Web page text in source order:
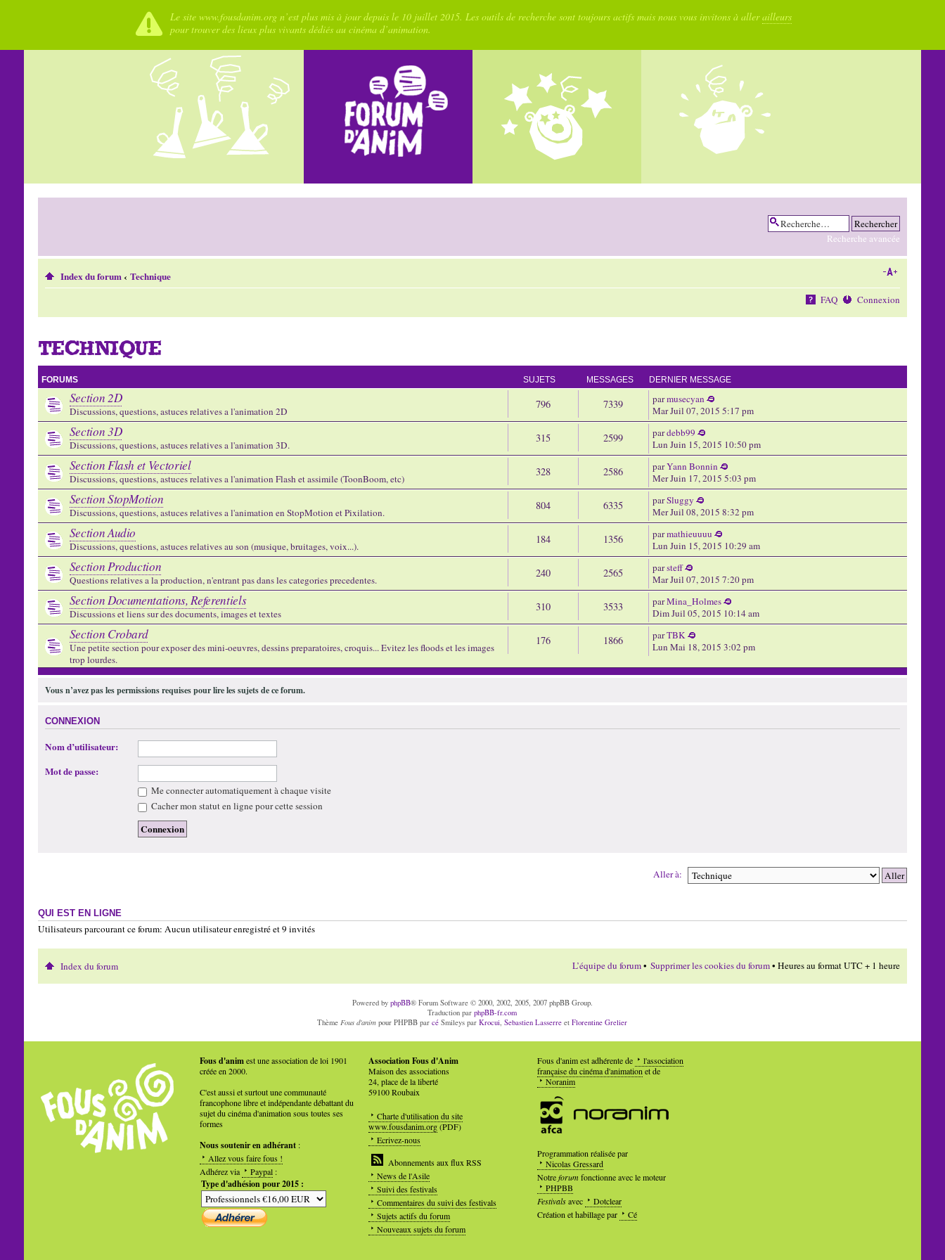
Le site www.fousdanim.org n’est plus mis à jour depuis le 10 juillet 2015. Les outils de recherche sont toujours actifs mais nous vous invitons à allerailleurs
pour trouver des lieux plus vivants dédiés au cinéma d’animation.
Recherche avancée
Index du forum‹ Technique
FAQ Connexion
TECHNIQUE
FORUMS SUJETS MESSAGES DERNIER MESSAGE
Section 2D
Discussions, questions, astuces relatives a l'animation 2D
796 7339 parmusecyan
Mar Juil 07, 2015 5:17 pm
Section 3D
Discussions, questions, astuces relatives a l'animation 3D.
315 2599 pardebb99
Lun Juin 15, 2015 10:50 pm
Section Flash et Vectoriel
Discussions, questions, astuces relatives a l'animation Flash et assimile (ToonBoom, etc)
328 2586 parYann Bonnin
Mer Juin 17, 2015 5:03 pm
Section StopMotion
Discussions, questions, astuces relatives a l'animation en StopMotion et Pixilation.
804 6335 parSluggy
Mer Juil 08, 2015 8:32 pm
Section Audio
Discussions, questions, astuces relatives au son (musique, bruitages, voix...).
184 1356 parmathieuuuu
Lun Juin 15, 2015 10:29 am
Section Production
Questions relatives a la production, n'entrant pas dans les categories precedentes.
240 2565 parsteff
Mar Juil 07, 2015 7:20 pm
Section Documentations, Referentiels
Discussions et liens sur des documents, images et textes
310 3533 parMina_Holmes
Dim Juil 05, 2015 10:14 am
Section Crobard
Une petite section pour exposer des mini-oeuvres, dessins preparatoires, croquis... Evitez les floods et les images
trop lourdes.
176 1866 parTBK
Lun Mai 18, 2015 3:02 pm
Vous n’avez pas les permissions requises pour lire les sujets de ce forum.
CONNEXION
Nom d’utilisateur:
Mot de passe:
Me connecter automatiquement à chaque visite
Cacher mon statut en ligne pour cette session
Aller à:
QUI EST EN LIGNE
Utilisateurs parcourant ce forum: Aucun utilisateur enregistré et 9 invités
Index du forum L’équipe du forum• Supprimer les cookies du forum• Heures au format UTC + 1 heure
Powered by phpBB® Forum Software © 2000, 2002, 2005, 2007 phpBB Group.
Traduction parphpBB-fr.com
ThèmeFous d'anim pour PHPBB parcé Smileys parKrocui,Sebastien Lasserre etFlorentine Grelier
Fous d'animest une association de loi 1901
créée en 2000.
C'est aussi et surtout une communauté
francophone libre et indépendante débattant du
sujet du cinéma d'animation sous toutes ses
formes
Nous soutenir en adhérant:
Allez vous faire fous !
Adhérez via
Paypal:
Type d'adhésion pour 2015 :
Association Fous d'Anim
Maison des associations
24, place de la liberté
59100 Roubaix
Charte d'utilisation du site
www.fousdanim.org(PDF)
Ecrivez-nous
Abonnements aux flux RSS
News de l'Asile
Suivi des festivals
Commentaires du suivi des festivals
Sujets actifs du forum
Nouveaux sujets du forum
Fous d'anim est adhérente de
l'association
française du cinéma d'animationet de
Noranim
Programmation réalisée par
Nicolas Gressard
Notreforumfonctionne avec le moteur
PHPBB
Festivalsavec
Dotclear
Création et habillage par
Cé